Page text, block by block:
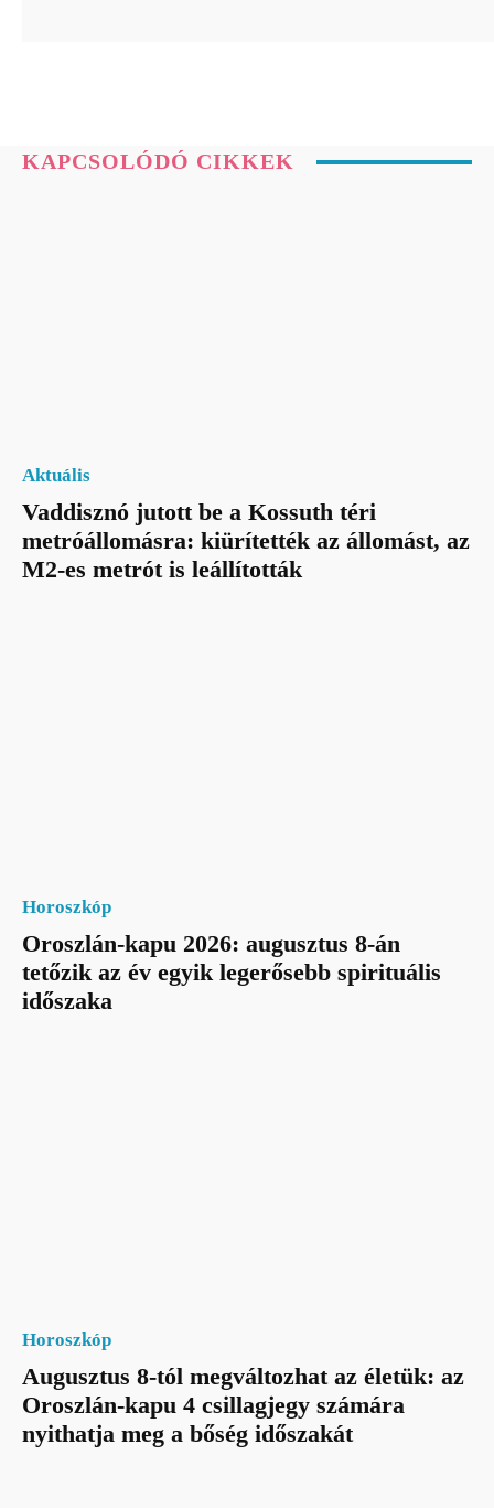
KAPCSOLÓDÓ CIKKEK
Aktuális
Vaddisznó jutott be a Kossuth téri
metróállomásra: kiürítették az állomást, az
M2-es metrót is leállították
Horoszkóp
Oroszlán-kapu 2026: augusztus 8-án
tetőzik az év egyik legerősebb spirituális
időszaka
Horoszkóp
Augusztus 8-tól megváltozhat az életük: az
Oroszlán-kapu 4 csillagjegy számára
nyithatja meg a bőség időszakát